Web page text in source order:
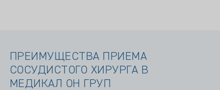
ПРЕИМУЩЕСТВА ПРИЕМА
СОСУДИСТОГО ХИРУРГА В
МЕДИКАЛ ОН ГРУП